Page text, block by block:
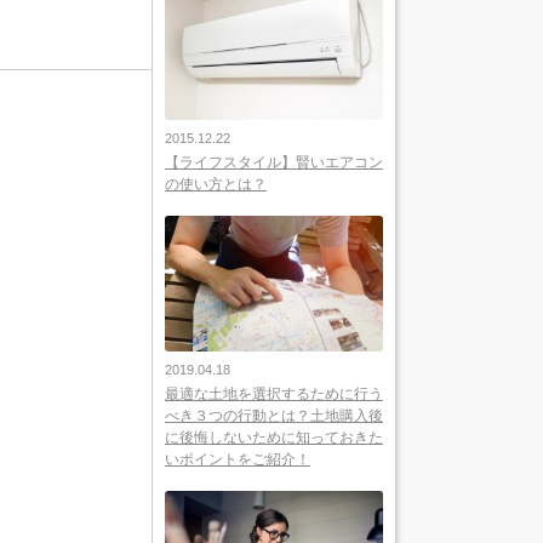
2015.12.22
【ライフスタイル】賢いエアコン
の使い方とは？
2019.04.18
最適な土地を選択するために行う
べき３つの行動とは？土地購入後
に後悔しないために知っておきた
いポイントをご紹介！